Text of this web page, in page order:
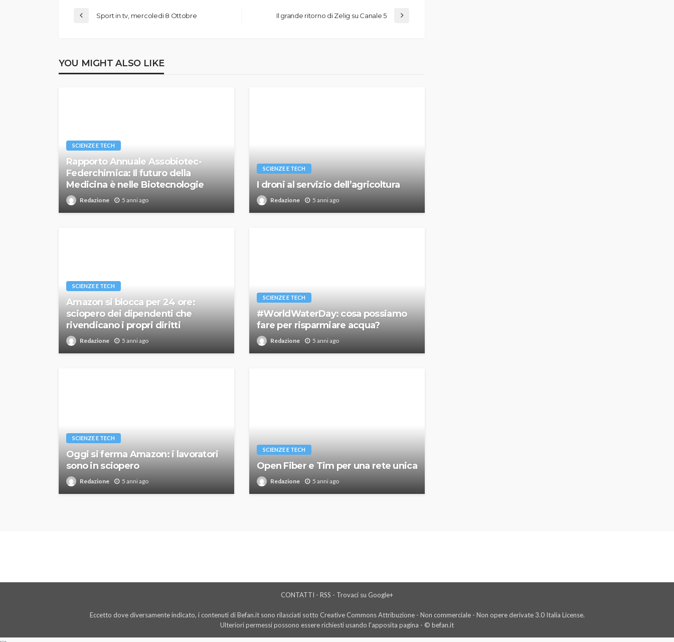
Sport in tv, mercoledi 8 Ottobre Il grande ritorno di Zelig su Canale 5
YOU MIGHT ALSO LIKE
SCIENZE E TECH
Rapporto Annuale Assobiotec-
Federchimica: Il futuro della
Medicina è nelle Biotecnologie
Redazione 5 anni ago
SCIENZE E TECH
I droni al servizio dell’agricoltura
Redazione 5 anni ago
SCIENZE E TECH
Amazon si blocca per 24 ore:
sciopero dei dipendenti che
rivendicano i propri diritti
Redazione 5 anni ago
SCIENZE E TECH
#WorldWaterDay: cosa possiamo
fare per risparmiare acqua?
Redazione 5 anni ago
SCIENZE E TECH
Oggi si ferma Amazon: i lavoratori
sono in sciopero
Redazione 5 anni ago
SCIENZE E TECH
Open Fiber e Tim per una rete unica
Redazione 5 anni ago
CONTATTI - RSS - Trovaci su Google+
Eccetto dove diversamente indicato, i contenuti di Befan.it sono rilasciati sotto Creative Commons Attribuzione - Non commerciale - Non opere derivate 3.0 Italia License.
Ulteriori permessi possono essere richiesti usando l'apposita pagina - © befan.it